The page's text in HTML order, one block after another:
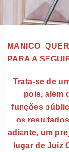
MANICO
PARA A
Trata-se de
pois, além
funções
os
adiante, um
lugar de Juiz